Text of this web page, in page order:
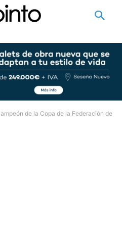
de la Copa de la Federación de